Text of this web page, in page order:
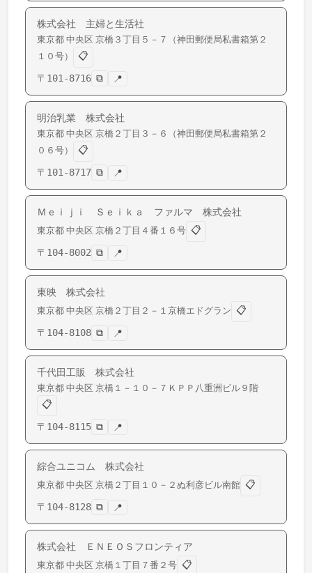
株式会社 主婦と生活社
東京都 中央区 京橋 ３丁目５－７（神田郵便局私書箱第２
１０号）
📋
〒 101-8716 ⧉ 📍
明治乳業 株式会社
東京都 中央区 京橋 ２丁目３－６（神田郵便局私書箱第２
０６号）
📋
〒 101-8717 ⧉ 📍
Ｍｅｉｊｉ Ｓｅｉｋａ ファルマ 株式会社
東京都 中央区 京橋 ２丁目４番１６号 📋
〒 104-8002 ⧉ 📍
東映 株式会社
東京都 中央区 京橋 ２丁目２－１京橋エドグラン 📋
〒 104-8108 ⧉ 📍
千代田工販 株式会社
東京都 中央区 京橋 １－１０－７ＫＰＰ八重洲ビル９階
📋
〒 104-8115 ⧉ 📍
綜合ユニコム 株式会社
東京都 中央区 京橋 ２丁目１０－２ぬ利彦ビル南館 📋
〒 104-8128 ⧉ 📍
株式会社 ＥＮＥＯＳフロンティア
東京都 中央区 京橋 １丁目７番２号 📋